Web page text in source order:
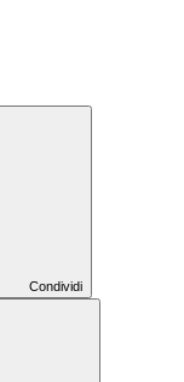
Condividi